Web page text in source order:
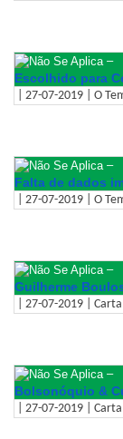
–
Escolhido para
| 27-07-2019 | O
–
Falta de dados
| 27-07-2019 | O
–
Guilherme
| 27-07-2019 |
–
Bolsonóquio &
| 27-07-2019 | Carta